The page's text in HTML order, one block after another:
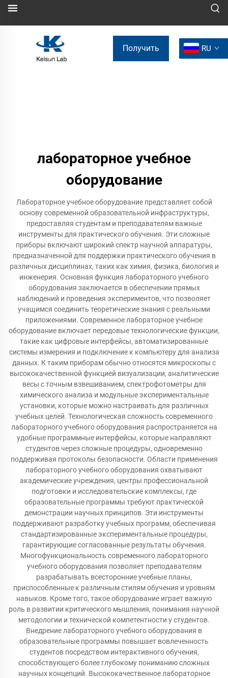
Получить RU
лабораторное учебное
оборудование
Лабораторное учебное оборудование представляет собой
основу современной образовательной инфраструктуры,
предоставляя студентам и преподавателям важные
инструменты для практического обучения. Эти сложные
приборы включают широкий спектр научной аппаратуры,
предназначенной для поддержки практического обучения в
различных дисциплинах, таких как химия, физика, биология и
инженерия. Основная функция лабораторного учебного
оборудования заключается в обеспечении прямых
наблюдений и проведения экспериментов, что позволяет
учащимся соединить теоретические знания с реальными
приложениями. Современное лабораторное учебное
оборудование включает передовые технологические функции,
такие как цифровые интерфейсы, автоматизированные
системы измерения и подключение к компьютеру для анализа
данных. К таким приборам обычно относятся микроскопы с
высококачественной функцией визуализации, аналитические
весы с точным взвешиванием, спектрофотометры для
химического анализа и модульные экспериментальные
установки, которые можно настраивать для различных
учебных целей. Технологическая сложность современного
лабораторного учебного оборудования распространяется на
удобные программные интерфейсы, которые направляют
студентов через сложные процедуры, одновременно
поддерживая протоколы безопасности. Области применения
лабораторного учебного оборудования охватывают
академические учреждения, центры профессиональной
подготовки и исследовательские комплексы, где
образовательные программы требуют практической
демонстрации научных принципов. Эти инструменты
поддерживают разработку учебных программ, обеспечивая
стандартизированные экспериментальные процедуры,
гарантирующие согласованные результаты обучения.
Многофункциональность современного лабораторного
учебного оборудования позволяет преподавателям
разрабатывать всесторонние учебные планы,
приспособленные к различным стилям обучения и уровням
навыков. Кроме того, такое оборудование играет важную
роль в развитии критического мышления, понимания научной
методологии и технической компетентности у студентов.
Внедрение лабораторного учебного оборудования в
образовательные программы повышает вовлеченность
студентов посредством интерактивного обучения,
способствующего более глубокому пониманию сложных
научных концепций. Высококачественное лабораторное